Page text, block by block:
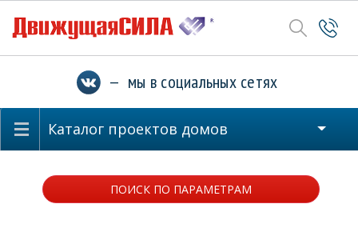
— мы в социальных сетях
Каталог проектов домов
ПОИСК ПО ПАРАМЕТРАМ